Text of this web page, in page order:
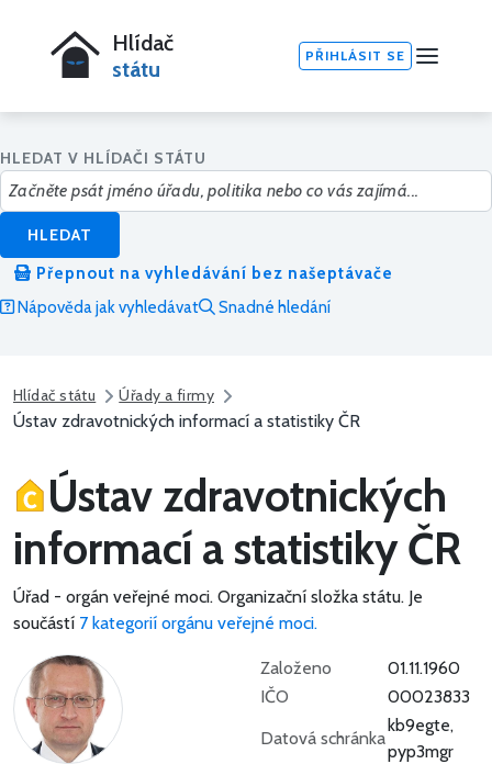
Hlídač
státu
PŘIHLÁSIT SE
HLEDAT V HLÍDAČI STÁTU
HLEDAT
Přepnout na vyhledávání bez našeptávače
Nápověda jak vyhledávat
Snadné hledání
Hlídač státu Úřady a firmy
Ústav zdravotnických informací a statistiky ČR
Ústav zdravotnických
informací a statistiky ČR
Úřad - orgán veřejné moci. Organizační složka státu. Je
součástí 7 kategorií orgánu veřejné moci.
Založeno
01.11.1960
IČO
00023833
Datová schránka
kb9egte,
pyp3mgr